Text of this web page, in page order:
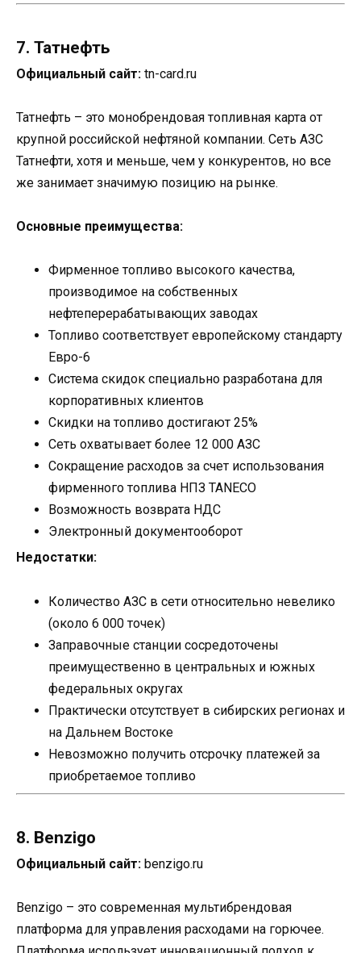
7. Татнефть
Официальный сайт: tn-card.ru
Татнефть – это монобрендовая топливная карта от
крупной российской нефтяной компании. Сеть АЗС
Татнефти, хотя и меньше, чем у конкурентов, но все
же занимает значимую позицию на рынке.
Основные преимущества:
Фирменное топливо высокого качества,
производимое на собственных
нефтеперерабатывающих заводах
Топливо соответствует европейскому стандарту
Евро-6
Система скидок специально разработана для
корпоративных клиентов
Скидки на топливо достигают 25%
Сеть охватывает более 12 000 АЗС
Сокращение расходов за счет использования
фирменного топлива НПЗ TANECO
Возможность возврата НДС
Электронный документооборот
Недостатки:
Количество АЗС в сети относительно невелико
(около 6 000 точек)
Заправочные станции сосредоточены
преимущественно в центральных и южных
федеральных округах
Практически отсутствует в сибирских регионах и
на Дальнем Востоке
Невозможно получить отсрочку платежей за
приобретаемое топливо
8. Benzigo
Официальный сайт: benzigo.ru
Benzigo – это современная мультибрендовая
платформа для управления расходами на горючее.